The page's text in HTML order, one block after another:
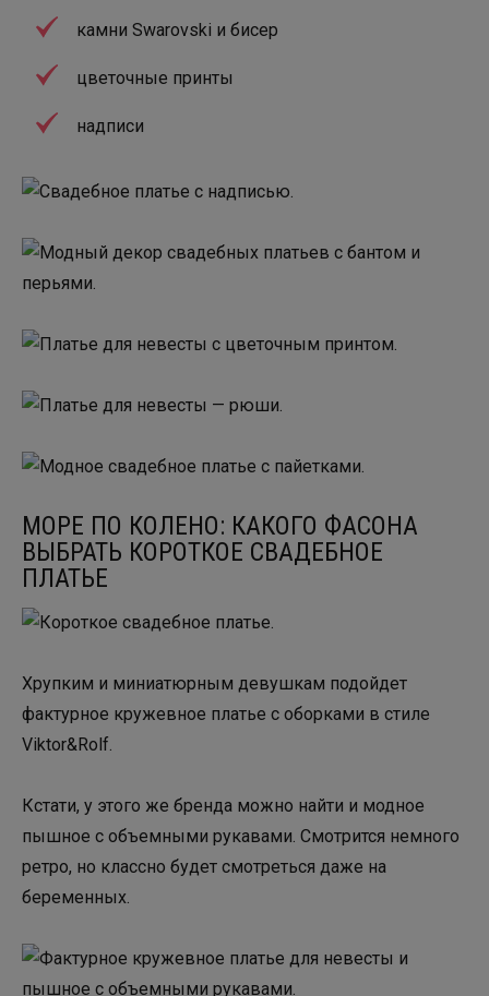
камни Swarovski и бисер
цветочные принты
надписи
МОРЕ ПО КОЛЕНО: КАКОГО ФАСОНА
ВЫБРАТЬ КОРОТКОЕ СВАДЕБНОЕ
ПЛАТЬЕ
Хрупким и миниатюрным девушкам подойдет
фактурное кружевное платье с оборками в стиле
Viktor&Rolf.
Кстати, у этого же бренда можно найти и модное
пышное с объемными рукавами. Смотрится немного
ретро, но классно будет смотреться даже на
беременных.